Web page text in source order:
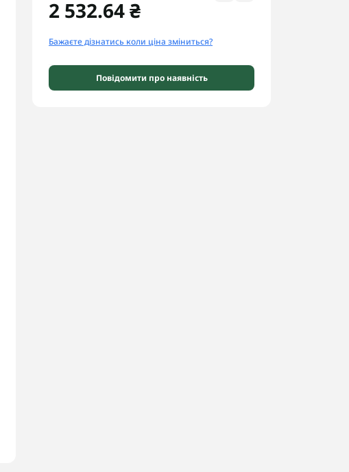
2 532.64 ₴
Бажаєте дізнатись коли ціна зміниться?
Повідомити про наявність